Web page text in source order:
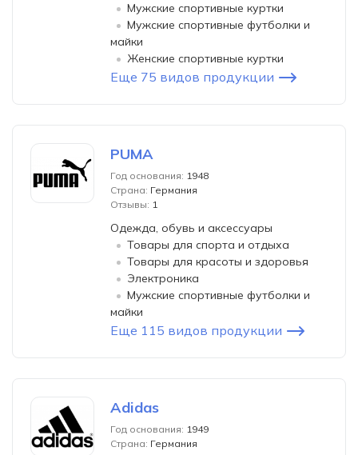
Мужские спортивные куртки
Мужские спортивные футболки и
майки
Женские спортивные куртки
Еще 75 видов продукции
PUMA
Год основания: 1948
Страна: Германия
Отзывы: 1
Одежда, обувь и аксессуары
Товары для спорта и отдыха
Товары для красоты и здоровья
Электроника
Мужские спортивные футболки и
майки
Еще 115 видов продукции
Adidas
Год основания: 1949
Страна: Германия